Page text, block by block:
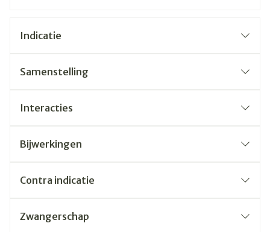
Indicatie
Samenstelling
Interacties
Bijwerkingen
Contra indicatie
Zwangerschap